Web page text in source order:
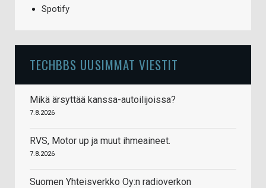
Spotify
TECHBBS UUSIMMAT VIESTIT
Mikä ärsyttää kanssa-autoilijoissa?
7.8.2026
RVS, Motor up ja muut ihmeaineet.
7.8.2026
Suomen Yhteisverkko Oy:n radioverkon